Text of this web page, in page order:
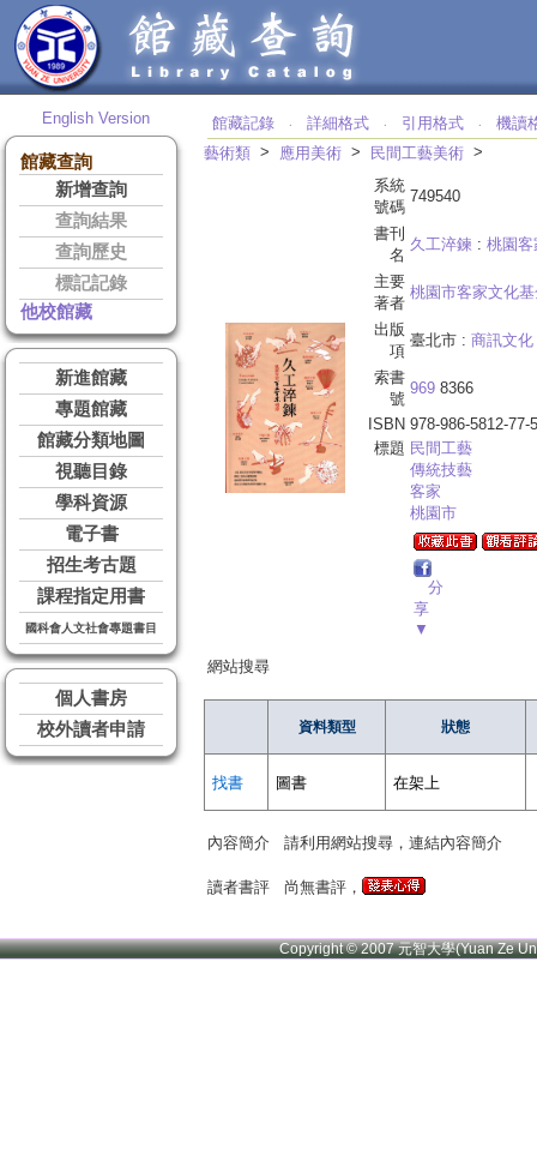
English Version
館藏查詢
新增查詢
查詢結果
查詢歷史
標記記錄
他校館藏
新進館藏
專題館藏
館藏分類地圖
視聽目錄
學科資源
電子書
招生考古題
課程指定用書
國科會人文社會專題書目
個人書房
校外讀者申請
館藏記錄 ‧ 詳細格式 ‧ 引用格式 ‧
機讀
藝術類 > 應用美術 > 民間工藝美術 >
系統
號碼
749540
書刊
名
久工淬鍊 : 桃園客
主要
著者
桃園市客家文化
出版
項
臺北市 : 商訊文化
索書
號
969 8366
ISBN 978-986-5812-77-5
標題 民間工藝
傳統技藝
客家
桃園市
分
享
▼
網站搜尋
資料類型 狀態
找書 圖書 在架上
內容簡介 請利用網站搜尋，連結內容簡介
讀者書評 尚無書評，
Copyright © 2007 元智大學(Yuan Ze